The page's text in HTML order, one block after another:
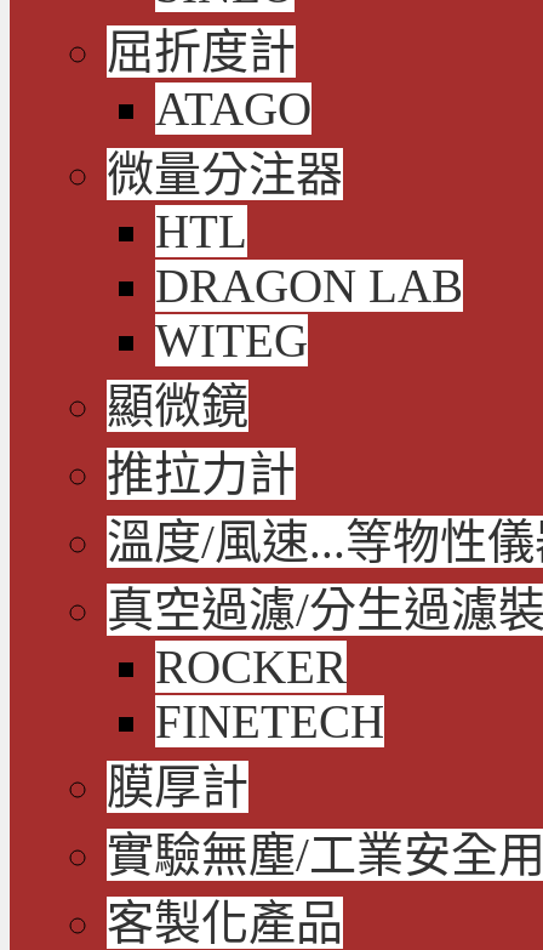
屈折度計
ATAGO
微量分注器
HTL
DRAGON LAB
WITEG
顯微鏡
推拉力計
溫度/風速...等物性
真空過濾/分生過濾
ROCKER
FINETECH
膜厚計
實驗無塵/工業安全
客製化產品